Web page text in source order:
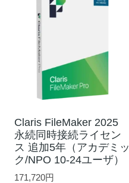
Claris FileMaker 2025
永続同時接続ライセン
ス 追加5年（アカデミッ
ク/NPO 10-24ユーザ）
171,720円